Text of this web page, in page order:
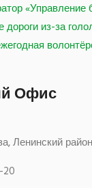
из-за
Офис
Ленинский
20